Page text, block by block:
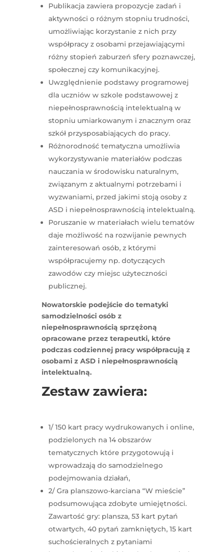
Publikacja zawiera propozycje zadań i
aktywności o różnym stopniu trudności,
umożliwiając korzystanie z nich przy
współpracy z osobami przejawiającymi
różny stopień zaburzeń sfery poznawczej,
społecznej czy komunikacyjnej.
Uwzględnienie podstawy programowej
dla uczniów w szkole podstawowej z
niepełnosprawnością intelektualną w
stopniu umiarkowanym i znacznym oraz
szkół przysposabiających do pracy.
Różnorodność tematyczna umożliwia
wykorzystywanie materiałów podczas
nauczania w środowisku naturalnym,
związanym z aktualnymi potrzebami i
wyzwaniami, przed jakimi stoją osoby z
ASD i niepełnosprawnością intelektualną.
Poruszanie w materiałach wielu tematów
daje możliwość na rozwijanie pewnych
zainteresowań osób, z którymi
współpracujemy np. dotyczących
zawodów czy miejsc użyteczności
publicznej.
Nowatorskie podejście do tematyki
samodzielności osób z
niepełnosprawnością sprzężoną
opracowane przez terapeutki, które
podczas codziennej pracy współpracują z
osobami z ASD i niepełnosprawnością
intelektualną.
Zestaw zawiera:
1/ 150 kart pracy wydrukowanych i online,
podzielonych na 14 obszarów
tematycznych które przygotowują i
wprowadzają do samodzielnego
podejmowania działań,
2/ Gra planszowo-karciana “W mieście”
podsumowująca zdobyte umiejętności.
Zawartość gry: plansza, 53 kart pytań
otwartych, 40 pytań zamkniętych, 15 kart
suchościeralnych z pytaniami